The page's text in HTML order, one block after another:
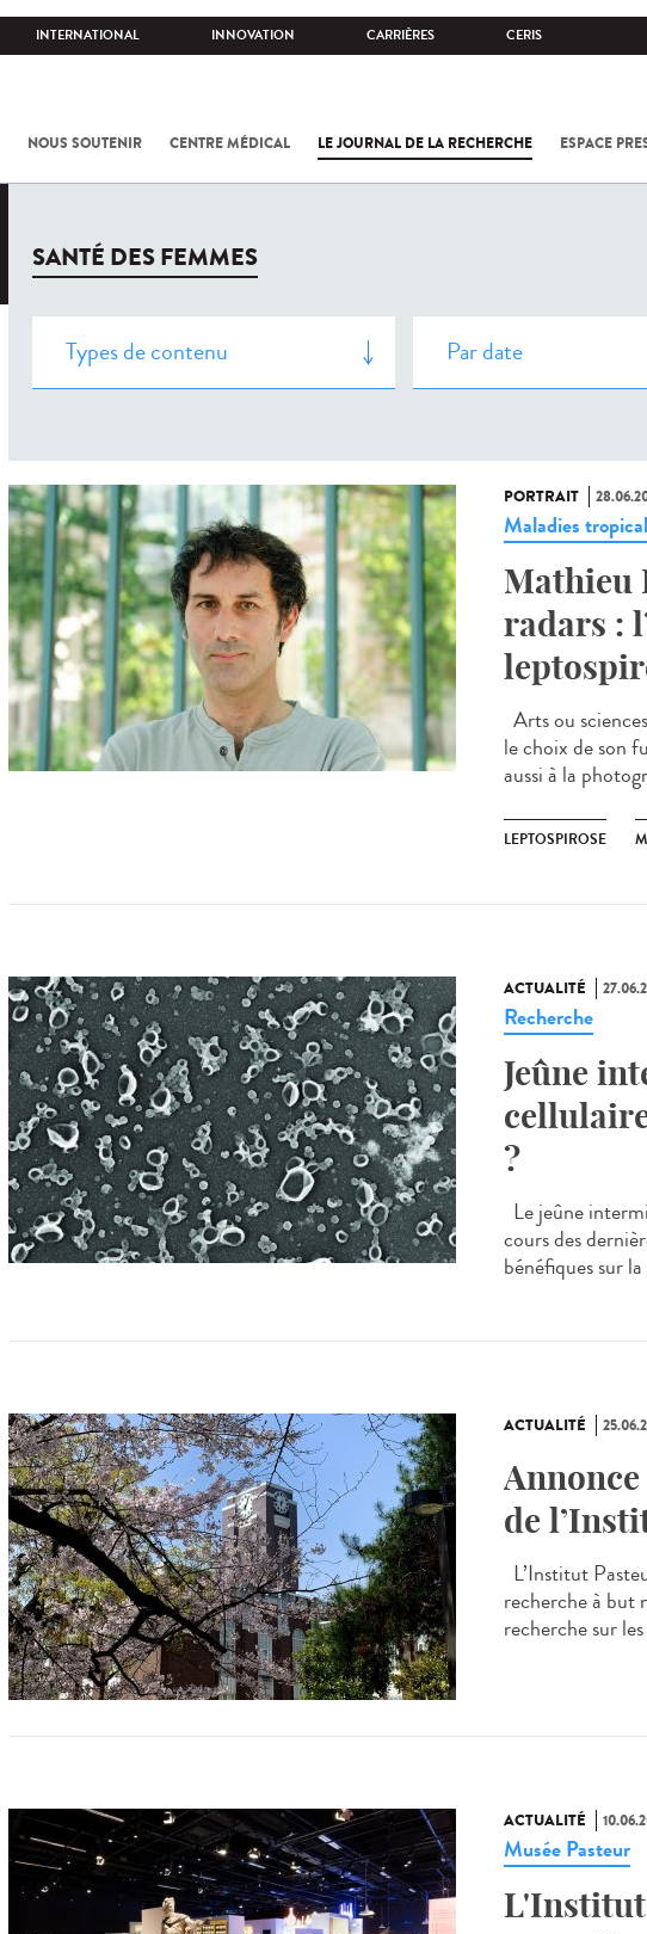
INTERNATIONAL INNOVATION CARRIÈRES CERIS
NOUS SOUTENIR CENTRE MÉDICAL LE JOURNAL DE LA RECHERCHE ESPACE
SANTÉ DES FEMMES
PORTRAIT
Maladies
Mathieu
radars :
Arts ou
le choix de son
aussi à la
LEPTOSPIROSE
ACTUALITÉ
Recherche
Jeûne
?
Le jeûne
cours des
bénéfiques sur
ACTUALITÉ
de
L’Institut
recherche à but
recherche sur
ACTUALITÉ
Musée Pasteur
L'Institut